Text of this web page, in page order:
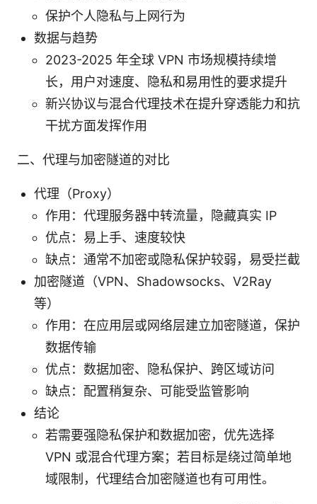
保护个人隐私与上网行为
数据与趋势
2023-2025 年全球 VPN 市场规模持续增
长，用户对速度、隐私和易用性的要求提升
新兴协议与混合代理技术在提升穿透能力和抗
干扰方面发挥作用
二、代理与加密隧道的对比
代理（Proxy）
作用：代理服务器中转流量，隐藏真实 IP
优点：易上手、速度较快
缺点：通常不加密或隐私保护较弱，易受拦截
加密隧道（VPN、Shadowsocks、V2Ray
等）
作用：在应用层或网络层建立加密隧道，保护
数据传输
优点：数据加密、隐私保护、跨区域访问
缺点：配置稍复杂、可能受监管影响
结论
若需要强隐私保护和数据加密，优先选择
VPN 或混合代理方案；若目标是绕过简单地
域限制，代理结合加密隧道也有可用性。